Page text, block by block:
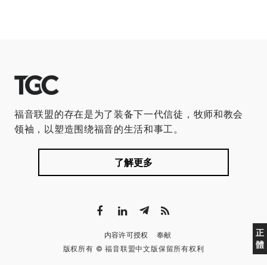
正
體
福音联盟的存在是为了装备下一代信徒，牧师和教会
领袖，以塑造围绕福音的生活和事工。
了解更多
内容许可授权
奉献
版权所有 © 福音联盟中文版保留所有权利